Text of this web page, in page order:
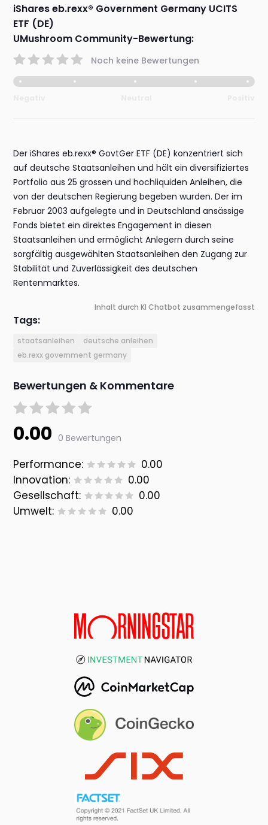
iShares eb.rexx® Government Germany UCITS
ETF (DE)
UMushroom Community-Bewertung:
Noch keine Bewertungen
Der iShares eb.rexx® GovtGer ETF (DE) konzentriert sich
auf deutsche Staatsanleihen und hält ein diversifiziertes
Portfolio aus 25 grossen und hochliquiden Anleihen, die
von der deutschen Regierung begeben wurden. Der im
Februar 2003 aufgelegte und in Deutschland ansässige
Fonds bietet ein direktes Engagement in diesen
Staatsanleihen und ermöglicht Anlegern durch seine
sorgfältig ausgewählten Staatsanleihen den Zugang zur
Stabilität und Zuverlässigkeit des deutschen
Rentenmarktes.
Inhalt durch KI Chatbot zusammengefasst
Tags:
staatsanleihen
deutsche anleihen
eb.rexx government germany
Bewertungen & Kommentare
0.00 0 Bewertungen
Performance:
0.00
Innovation:
0.00
Gesellschaft:
0.00
Umwelt:
0.00